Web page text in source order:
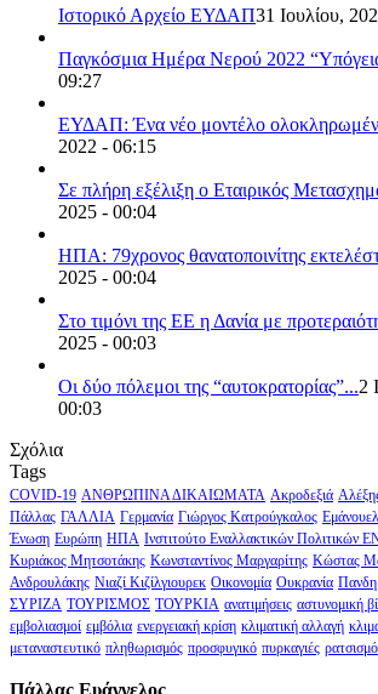
Ιστορικό Αρχείο ΕΥΔΑΠ31 Ιουλίου,
Παγκόσμια Ημέρα Νερού 2022
09:27
ΕΥΔΑΠ: Ένα νέο μοντέλο
2022 - 06:15
Σε πλήρη εξέλιξη ο Εταιρικός
2025 - 00:04
ΗΠΑ: 79χρονος θανατοποινίτης
2025 - 00:04
Στο τιμόνι της ΕΕ η Δανία με
2025 - 00:03
Οι δύο πόλεμοι της “αυτοκρατορίας”...2
00:03
Σχόλια
Tags
COVID-19 ΑΝΘΡΩΠΙΝΑ ΔΙΚΑΙΩΜΑΤΑ Ακροδεξιά
Πάλλας ΓΑΛΛΙΑ Γερμανία Γιώργος Κατρούγκαλος
Ένωση Ευρώπη ΗΠΑ Ινστιτούτο Εναλλακτικών Πολιτικών
Κυριάκος Μητσοτάκης Κωνσταντίνος Μαργαρίτης Κώστας
Ανδρουλάκης Νιαζί Κιζίλγιουρεκ Οικονομία Ουκρανία
ΣΥΡΙΖΑ ΤΟΥΡΙΣΜΟΣ ΤΟΥΡΚΙΑ ανατιμήσεις αστυνομική
εμβολιασμοί εμβόλια ενεργειακή κρίση κλιματική αλλαγή
μεταναστευτικό πληθωρισμός προσφυγικό πυρκαγιές
Πάλλας Ευάγγελος